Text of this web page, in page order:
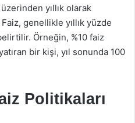
üzerinden yıllık olarak
genellikle yıllık yüzde
Örneğin, %10 faiz
bir kişi, yıl sonunda 100
Politikaları